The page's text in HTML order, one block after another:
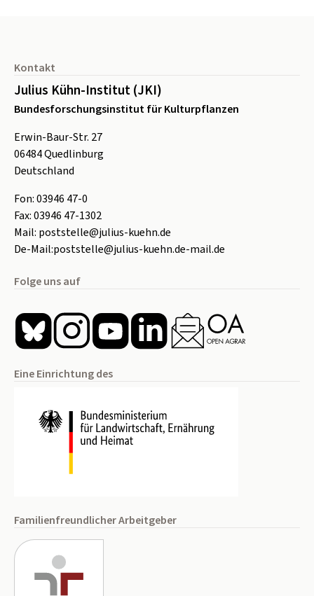
Kontakt
Julius Kühn-Institut (JKI)
Bundesforschungsinstitut für Kulturpflanzen
Erwin-Baur-Str. 27
06484Quedlinburg
Deutschland
Fon:03946 47-0
Fax:03946 47-1302
Mail: poststelle@julius-kuehn.de
De-Mail:poststelle@julius-kuehn.de-mail.de
Folge uns auf
Eine Einrichtung des
Familienfreundlicher Arbeitgeber